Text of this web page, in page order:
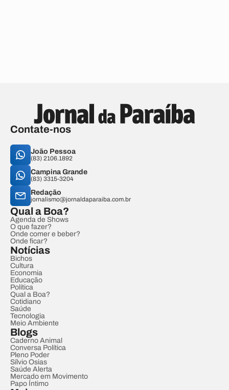
Contate-nos
João Pessoa
(83) 2106.1892
Campina Grande
(83) 3315-3204
Redação
jornalismo@jornaldaparaiba.com.br
Qual a Boa?
Agenda de Shows
O que fazer?
Onde comer e beber?
Onde ficar?
Notícias
Bichos
Cultura
Economia
Educação
Política
Qual a Boa?
Cotidiano
Saúde
Tecnologia
Meio Ambiente
Blogs
Caderno Animal
Conversa Política
Pleno Poder
Sílvio Osias
Saúde Alerta
Mercado em Movimento
Papo Íntimo